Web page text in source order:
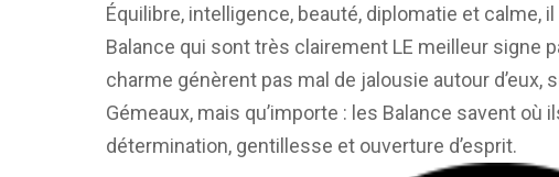
Équilibre, intelligence, beauté, diplomatie et calme,
Balance qui sont très clairement LE meilleur signe
charme génèrent pas mal de jalousie autour
Gémeaux, mais qu’importe : les Balance savent où
détermination, gentillesse et ouverture d’esprit.